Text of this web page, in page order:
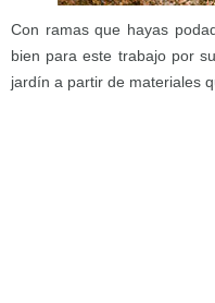
Con ramas que hayas
bien para este trabajo por
jardín a partir de materiales